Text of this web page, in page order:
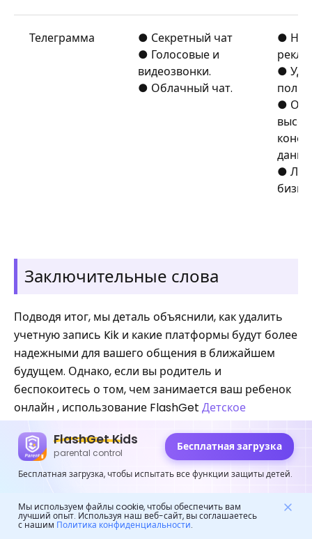
Телеграмма
● Секретный чат
● Голосовые и
видеозвонки.
● Облачный чат.
● Не
●
●
●
Заключительные слова
Подводя итог, мы деталь объяснили, как удалить
учетную запись Kik и какие платформы будут более
надежными для вашего общения в ближайшем
будущем. Однако, если вы родитель и
беспокоитесь о том, чем занимается ваш ребенок
онлайн , использование FlashGet Детское
приложение
обеспечить безопасную цифровую среду для
ваших детей.
Часто задаваемые вопросы
FlashGet Kids
parental control
Бесплатная загрузка
Бесплатная загрузка, чтобы испытать все функции защиты детей.
Мы используем файлы cookie, чтобы обеспечить вам
лучший опыт. Используя наш веб-сайт, вы соглашаетесь
с нашим Политика конфиденциальности.